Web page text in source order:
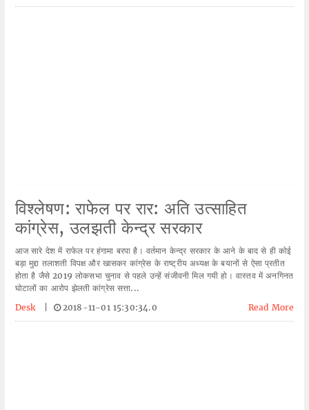
विश्लेषण: राफेल पर रार: अति उत्साहित
कांग्रेस, उलझती केन्द्र सरकार
आज सारे देश में राफेल पर हंगामा बरपा है। वर्तमान केन्द्र सरकार के आने के बाद से ही कोई
बड़ा मुद्दा तलाशती विपक्ष और खासकर कांग्रेस के राष्ट्रीय अध्यक्ष के बयानों से ऐसा प्रतीत
होता है जैसे 2019 लोकसभा चुनाव से पहले उन्हें संजीवनी मिल गयी हो। वास्तव में अनगिनत
घोटालों का आरोप झेलती कांग्रेस सत्ता...
Desk
2018-11-01 15:30:34.0 Read More